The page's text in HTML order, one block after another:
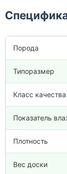
Порода
Типоразмер
Класс качества
Показатель
Плотность
Вес доски